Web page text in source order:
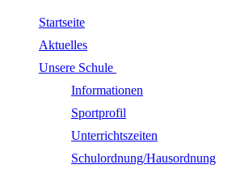
Startseite
Aktuelles
Unsere Schule
Informationen
Sportprofil
Unterrichtszeiten
Schulordnung/Hausordnung